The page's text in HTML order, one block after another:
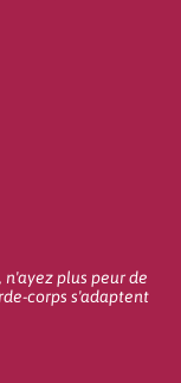
plus peur de
corps s'adaptent